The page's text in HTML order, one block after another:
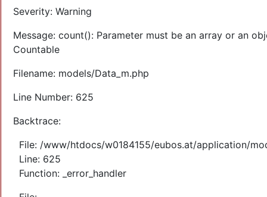
Severity: Warning
Message: count(): Parameter must be an array or an
Countable
Filename: models/Data_m.php
Line Number: 625
Backtrace:
File: /www/htdocs/w0184155/eubos.at/application/
Line: 625
Function: _error_handler